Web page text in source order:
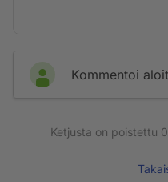
Kommentoi
Ketjusta on poistettu 0